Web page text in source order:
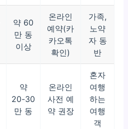
약 60
만 동
이상
온라인
예약(카
카오톡
확인)
가족,
노약
자 동
반
약
20-30
만 동
온라인
사전 예
약 권장
혼자
여행
하는
여행
객